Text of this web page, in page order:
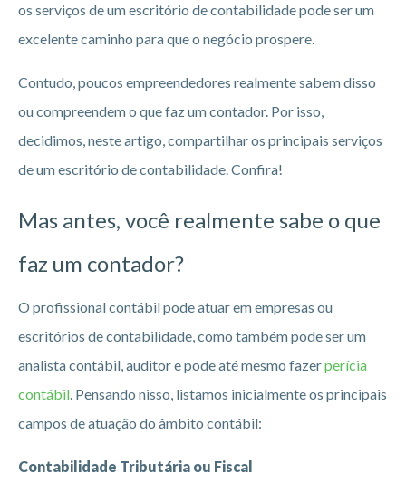
os serviços de um escritório de contabilidade pode ser um
excelente caminho para que o negócio prospere.
Contudo, poucos empreendedores realmente sabem disso
ou compreendem o que faz um contador. Por isso,
decidimos, neste artigo, compartilhar os principais serviços
de um escritório de contabilidade. Confira!
Mas antes, você realmente sabe o que
faz um contador?
O profissional contábil pode atuar em empresas ou
escritórios de contabilidade, como também pode ser um
analista contábil, auditor e pode até mesmo fazerperícia
contábil. Pensando nisso, listamos inicialmente os principais
campos de atuação do âmbito contábil:
Contabilidade Tributária ou Fiscal